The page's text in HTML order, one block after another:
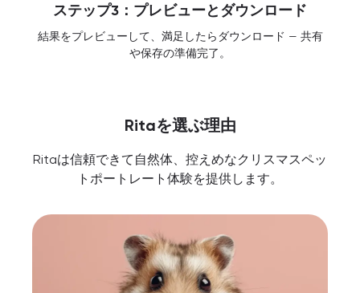
ステップ3：プレビューとダウンロード
結果をプレビューして、満足したらダウンロード — 共有
や保存の準備完了。
Ritaを選ぶ理由
Ritaは信頼できて自然体、控えめなクリスマスペッ
トポートレート体験を提供します。